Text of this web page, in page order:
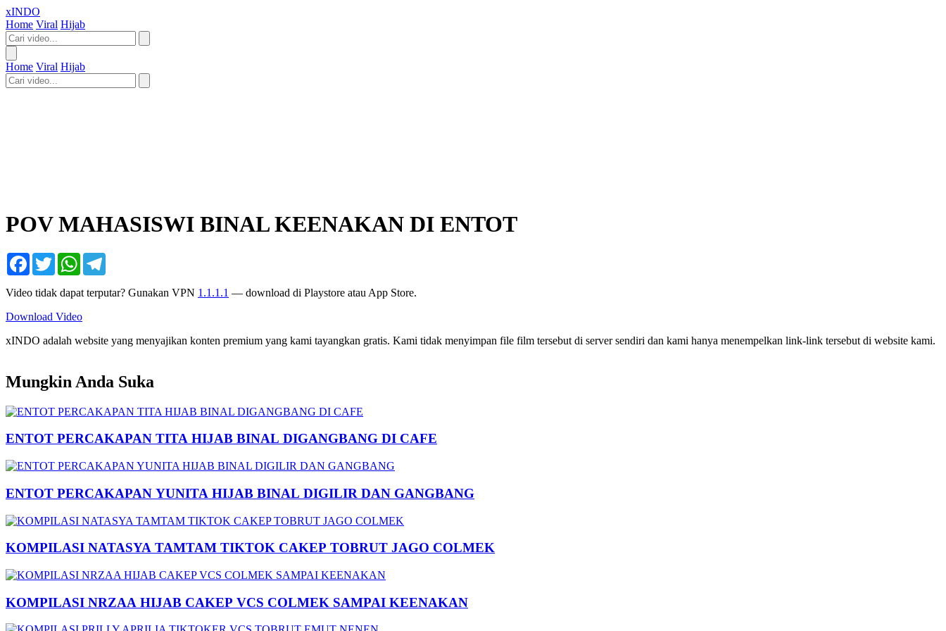
xINDO
Home Viral Hijab
Home Viral Hijab
POV MAHASISWI BINAL KEENAKAN DI ENTOT
Facebook
TwitterWhatsApp
Video tidak dapat terputar? Gunakan VPN 1.1.1.1 — download di Playstore atau App Store.
Download Video
xINDO adalah website yang menyajikan konten premium yang kami tayangkan gratis. Kami tidak menyimpan file film tersebut di server sendiri dan kami hanya menempelkan link-link tersebut di website kami.
Mungkin Anda Suka
ENTOT PERCAKAPAN TITA HIJAB BINAL DIGANGBANG DI CAFE
ENTOT PERCAKAPAN YUNITA HIJAB BINAL DIGILIR DAN GANGBANG
KOMPILASI NATASYA TAMTAM TIKTOK CAKEP TOBRUT JAGO COLMEK
KOMPILASI NRZAA HIJAB CAKEP VCS COLMEK SAMPAI KEENAKAN